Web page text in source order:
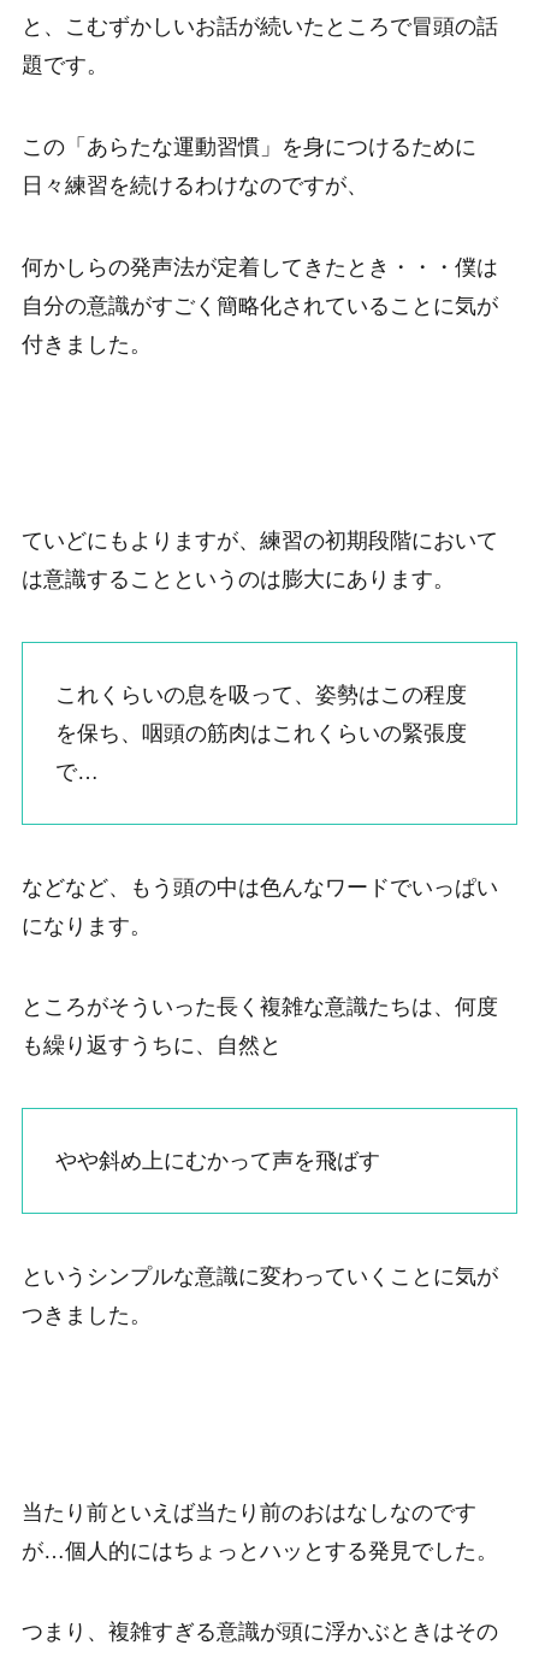
と、こむずかしいお話が続いたところで冒頭の話
題です。
この「あらたな運動習慣」を身につけるために
日々練習を続けるわけなのですが、
何かしらの発声法が定着してきたとき・・・僕は
自分の意識がすごく簡略化されていることに気が
付きました。
ていどにもよりますが、練習の初期段階において
は意識することというのは膨大にあります。
これくらいの息を吸って、姿勢はこの程度
を保ち、咽頭の筋肉はこれくらいの緊張度
で…
などなど、もう頭の中は色んなワードでいっぱい
になります。
ところがそういった長く複雑な意識たちは、何度
も繰り返すうちに、自然と
やや斜め上にむかって声を飛ばす
というシンプルな意識に変わっていくことに気が
つきました。
当たり前といえば当たり前のおはなしなのです
が…個人的にはちょっとハッとする発見でした。
つまり、複雑すぎる意識が頭に浮かぶときはその